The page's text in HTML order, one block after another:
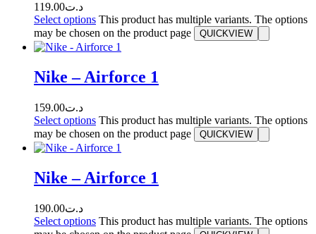
د.ت119.00
Select options This product has multiple variants. The options
may be chosen on the product page
QUICKVIEW
Nike – Airforce 1
د.ت159.00
Select options This product has multiple variants. The options
may be chosen on the product page
QUICKVIEW
Nike – Airforce 1
د.ت190.00
Select options This product has multiple variants. The options